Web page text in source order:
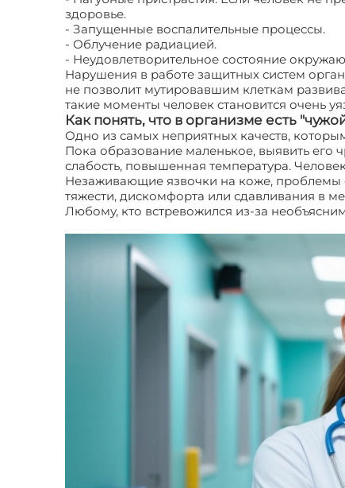
здоровье.
- Запущенные воспалительные процессы.
- Облучение радиацией.
- Неудовлетворительное состояние
Нарушения в работе защитных систем
не позволит мутировавшим клеткам
такие моменты человек становится очень
Как понять, что в организме есть
Одно из самых неприятных качеств,
Пока образование маленькое, выявить его
слабость, повышенная температура.
Незаживающие язвочки на коже, проблемы
тяжести, дискомфорта или сдавливания в
Любому, кто встревожился из-за